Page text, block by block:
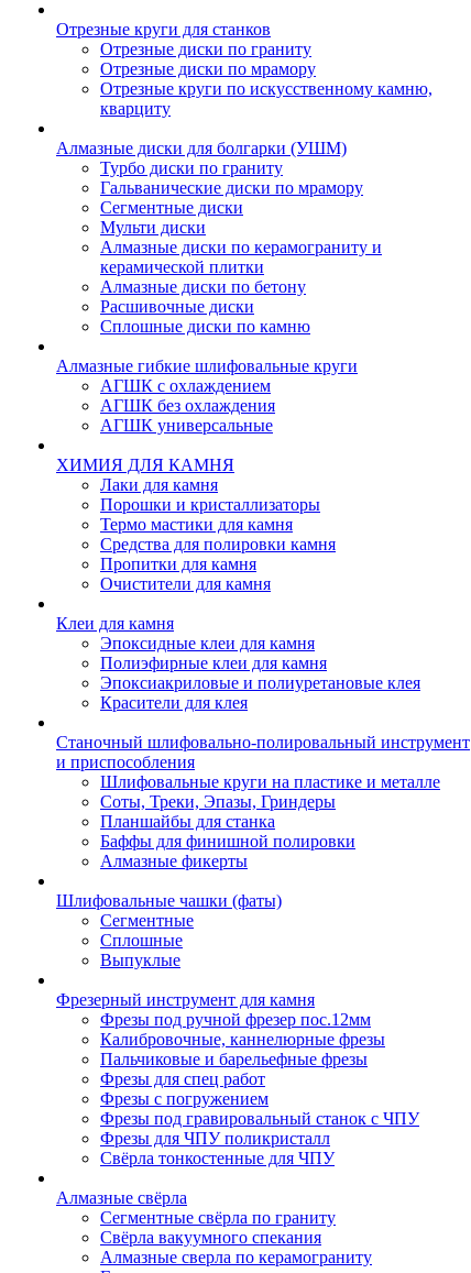
Отрезные круги для станков
Отрезные диски по граниту
Отрезные диски по мрамору
Отрезные круги по искусственному камню,
кварциту
Алмазные диски для болгарки (УШМ)
Турбо диски по граниту
Гальванические диски по мрамору
Сегментные диски
Мульти диски
Алмазные диски по керамограниту и
керамической плитки
Алмазные диски по бетону
Расшивочные диски
Сплошные диски по камню
Алмазные гибкие шлифовальные круги
АГШК с охлаждением
АГШК без охлаждения
АГШК универсальные
ХИМИЯ ДЛЯ КАМНЯ
Лаки для камня
Порошки и кристаллизаторы
Термо мастики для камня
Средства для полировки камня
Пропитки для камня
Очистители для камня
Клеи для камня
Эпоксидные клеи для камня
Полиэфирные клеи для камня
Эпоксиакриловые и полиуретановые клея
Красители для клея
Станочный шлифовально-полировальный инструмент
и приспособления
Шлифовальные круги на пластике и металле
Соты, Треки, Эпазы, Гриндеры
Планшайбы для станка
Баффы для финишной полировки
Алмазные фикерты
Шлифовальные чашки (фаты)
Сегментные
Сплошные
Выпуклые
Фрезерный инструмент для камня
Фрезы под ручной фрезер пос.12мм
Калибровочные, каннелюрные фрезы
Пальчиковые и барельефные фрезы
Фрезы для спец работ
Фрезы с погружением
Фрезы под гравировальный станок с ЧПУ
Фрезы для ЧПУ поликристалл
Свёрла тонкостенные для ЧПУ
Алмазные свёрла
Сегментные свёрла по граниту
Свёрла вакуумного спекания
Алмазные сверла по керамограниту